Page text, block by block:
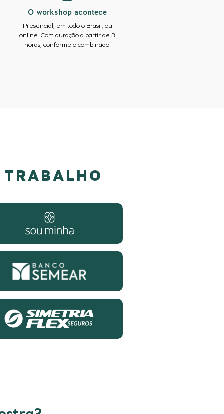
O workshop acontece
Presencial, em todo o Brasil, ou
online. Com duração a partir de 3
horas, conforme o combinado.
TRABALHO